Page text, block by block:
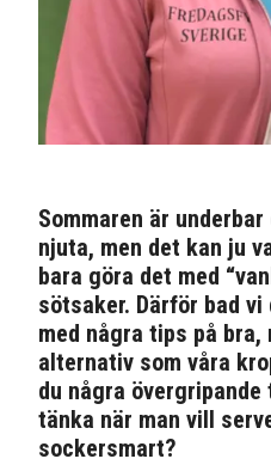
Sommaren är
njuta, men det kan ju
bara göra det med
sötsaker. Därför bad
med några tips på
alternativ som våra
du några
tänka när man vill
sockersmart?